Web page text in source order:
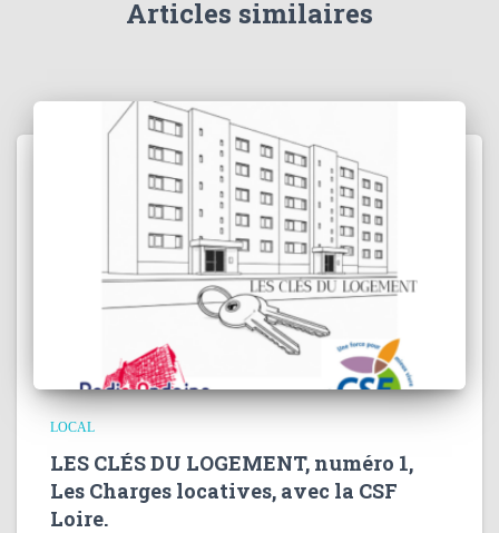
Articles similaires
LOCAL
LES CLÉS DU LOGEMENT, numéro 1,
Les Charges locatives, avec la CSF
Loire.